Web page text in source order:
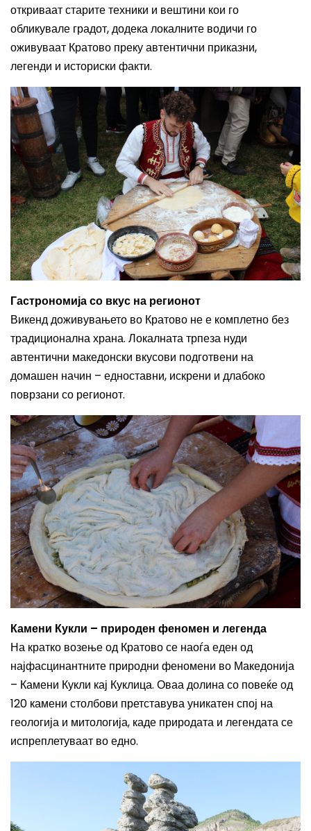
откриваат старите техники и вештини кои го
обликувале градот, додека локалните водичи го
оживуваат Кратово преку автентични приказни,
легенди и историски факти.
Гастрономија со вкус на регионот
Викенд доживувањето во Кратово не е комплетно без
традиционална храна. Локалната трпеза нуди
автентични македонски вкусови подготвени на
домашен начин – едноставни, искрени и длабоко
поврзани со регионот.
Камени Кукли – природен феномен и легенда
На кратко возење од Кратово се наоѓа еден од
најфасцинантните природни феномени во Македонија
– Камени Кукли кај Куклица. Оваа долина со повеќе од
120 камени столбови претставува уникатен спој на
геологија и митологија, каде природата и легендата се
испреплетуваат во едно.